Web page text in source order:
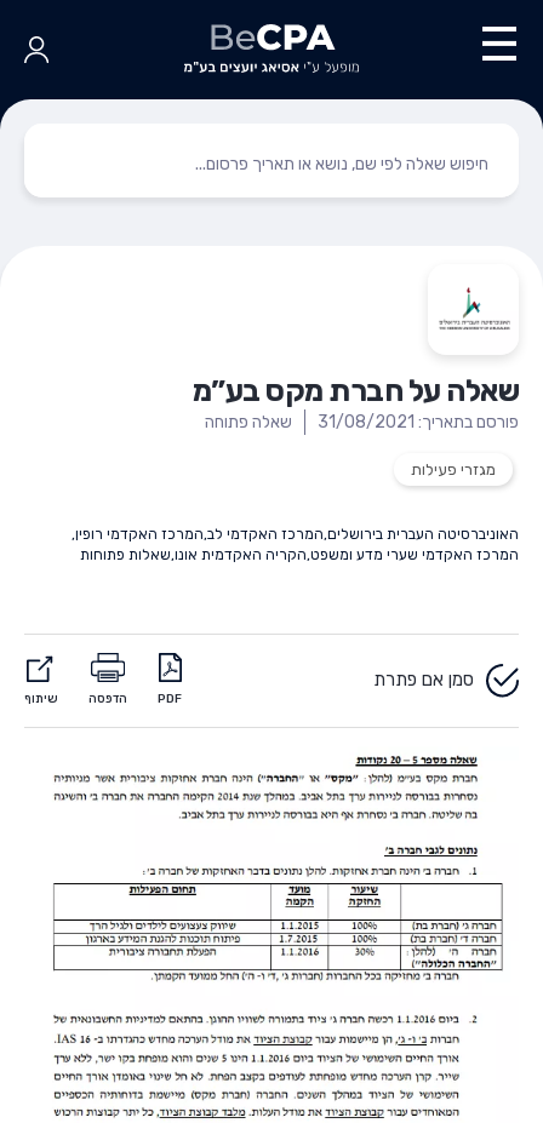
שאלה על חברת מקס בע”מ
פורסם בתאריך: 31/08/2021 שאלה פתוחה
מגזרי פעילות
האוניברסיטה העברית בירושלים,המרכז האקדמי לב,המרכז האקדמי רופין,
המרכז האקדמי שערי מדע ומשפט,הקריה האקדמית אונו,שאלות פתוחות
סמן אם פתרת
PDF הדפסה שיתוף